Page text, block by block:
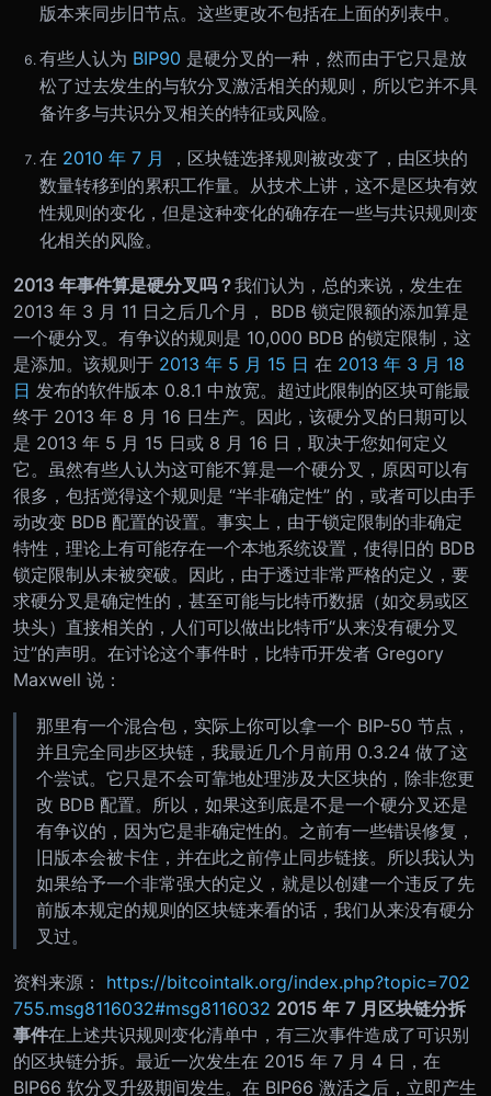
版本来同步旧节点。这些更改不包括在上面的列表中。
有些人认为 BIP90 是硬分叉的一种，然而由于它只是放
松了过去发生的与软分叉激活相关的规则，所以它并不具
备许多与共识分叉相关的特征或风险。
在 2010 年 7 月
，区块链选择规则被改变了，由区块的
数量转移到的累积工作量。从技术上讲，这不是区块有效
性规则的变化，但是这种变化的确存在一些与共识规则变
化相关的风险。
2013 年事件算是硬分叉吗？我们认为，总的来说，发生在
2013 年 3 月 11 日之后几个月， BDB 锁定限额的添加算是
一个硬分叉。有争议的规则是 10,000 BDB 的锁定限制，这
是添加。该规则于 2013 年 5 月 15 日 在 2013 年 3 月 18
日 发布的软件版本 0.8.1 中放宽。超过此限制的区块可能最
终于 2013 年 8 月 16 日生产。因此，该硬分叉的日期可以
是 2013 年 5 月 15 日或 8 月 16 日，取决于您如何定义
它。 虽然有些人认为这可能不算是一个硬分叉，原因可以有
很多，包括觉得这个规则是 “半非确定性” 的，或者可以由手
动改变 BDB 配置的设置。事实上，由于锁定限制的非确定
特性，理论上有可能存在一个本地系统设置，使得旧的 BDB
锁定限制从未被突破。因此，由于透过非常严格的定义，要
求硬分叉是确定性的，甚至可能与比特币数据（如交易或区
块头）直接相关的，人们可以做出比特币“从来没有硬分叉
过”的声明。 在讨论这个事件时，比特币开发者 Gregory
Maxwell 说：
那里有一个混合包，实际上你可以拿一个 BIP-50 节点，
并且完全同步区块链，我最近几个月前用 0.3.24 做了这
个尝试。它只是不会可靠地处理涉及大区块的，除非您更
改 BDB 配置。所以，如果这到底是不是一个硬分叉还是
有争议的，因为它是非确定性的。之前有一些错误修复，
旧版本会被卡住，并在此之前停止同步链接。所以我认为
如果给予一个非常强大的定义，就是以创建一个违反了先
前版本规定的规则的区块链来看的话，我们从来没有硬分
叉过。
资料来源： https://bitcointalk.org/index.php?topic=702
755.msg8116032#msg8116032 2015 年 7 月区块链分拆
事件在上述共识规则变化清单中，有三次事件造成了可识别
的区块链分拆。最近一次发生在 2015 年 7 月 4 日，在
BIP66 软分叉升级期间发生。 在 BIP66 激活之后，立即产生